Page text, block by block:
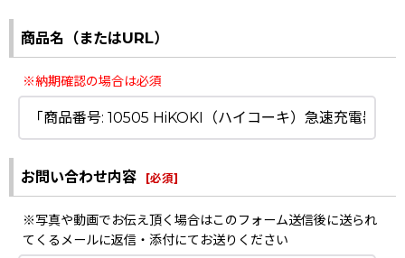
商品名（またはURL）
※納期確認の場合は必須
お問い合わせ内容 [必須]
※写真や動画でお伝え頂く場合はこのフォーム送信後に送られ
てくるメールに返信・添付にてお送りください